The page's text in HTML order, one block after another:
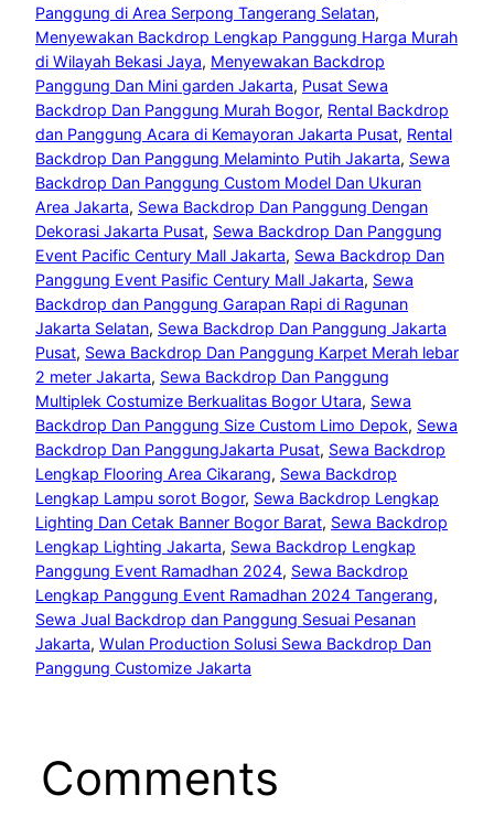
Panggung di Area Serpong Tangerang Selatan
Menyewakan Backdrop Lengkap Panggung Harga Murah
di Wilayah Bekasi Jaya, Menyewakan Backdrop
Panggung Dan Mini garden Jakarta, Pusat Sewa
Backdrop Dan Panggung Murah Bogor, Rental Backdrop
dan Panggung Acara di Kemayoran Jakarta Pusat, Rental
Backdrop Dan Panggung Melaminto Putih Jakarta, Sewa
Backdrop Dan Panggung Custom Model Dan Ukuran
Area Jakarta, Sewa Backdrop Dan Panggung Dengan
Dekorasi Jakarta Pusat, Sewa Backdrop Dan Panggung
Event Pacific Century Mall Jakarta, Sewa Backdrop Dan
Panggung Event Pasific Century Mall Jakarta, Sewa
Backdrop dan Panggung Garapan Rapi di Ragunan
Jakarta Selatan, Sewa Backdrop Dan Panggung Jakarta
Pusat, Sewa Backdrop Dan Panggung Karpet Merah lebar
2 meter Jakarta, Sewa Backdrop Dan Panggung
Multiplek Costumize Berkualitas Bogor Utara, Sewa
Backdrop Dan Panggung Size Custom Limo Depok, Sewa
Backdrop Dan PanggungJakarta Pusat, Sewa Backdrop
Lengkap Flooring Area Cikarang, Sewa Backdrop
Lengkap Lampu sorot Bogor, Sewa Backdrop Lengkap
Lighting Dan Cetak Banner Bogor Barat, Sewa Backdrop
Lengkap Lighting Jakarta, Sewa Backdrop Lengkap
Panggung Event Ramadhan 2024, Sewa Backdrop
Lengkap Panggung Event Ramadhan 2024 Tangerang
Sewa Jual Backdrop dan Panggung Sesuai Pesanan
Jakarta, Wulan Production Solusi Sewa Backdrop Dan
Panggung Customize Jakarta
Comments